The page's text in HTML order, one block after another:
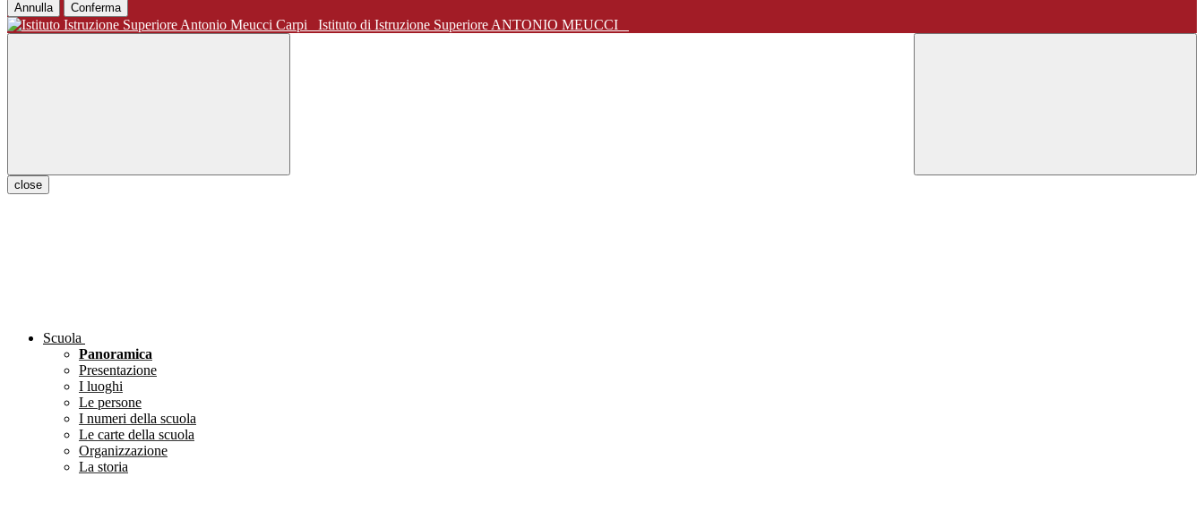
Annulla Conferma
Istituto di Istruzione Superiore ANTONIO MEUCCI
close
Scuola
Panoramica
Presentazione
I luoghi
Le persone
I numeri della scuola
Le carte della scuola
Organizzazione
La storia